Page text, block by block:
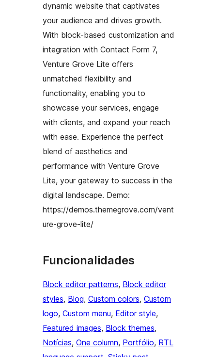
dynamic website that captivates
your audience and drives growth.
With block-based customization and
integration with Contact Form 7,
Venture Grove Lite offers
unmatched flexibility and
functionality, enabling you to
showcase your services, engage
with clients, and expand your reach
with ease. Experience the perfect
blend of aesthetics and
performance with Venture Grove
Lite, your gateway to success in the
digital landscape. Demo:
https://demos.themegrove.com/vent
ure-grove-lite/
Funcionalidades
Block editor patterns, Block editor
styles, Blog, Custom colors, Custom
logo, Custom menu, Editor style
Featured images, Block themes
Notícias, One column, Portfólio, RTL